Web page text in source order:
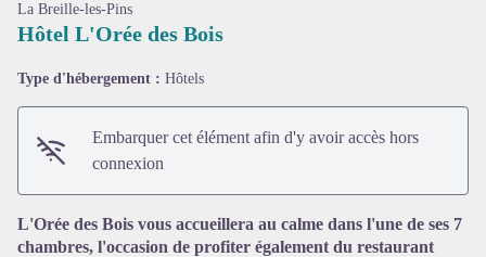
Voir l'image en plein écran
La Breille-les-Pins
Hôtel L'Orée des Bois
Type d'hébergement : Hôtels
Embarquer cet élément afin d'y avoir accès hors
connexion
L'Orée des Bois vous accueillera au calme dans l'une de ses 7
chambres, l'occasion de profiter également du restaurant